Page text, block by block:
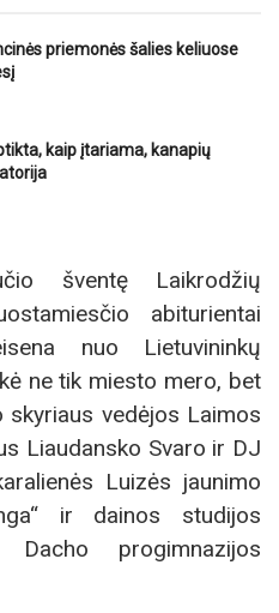
priemonės šalies keliuose
kaip įtariama, kanapių
šventę Laikrodžių
abiturientai
nuo Lietuvininkų
ne tik miesto mero, bet
skyriaus vedėjos Laimos
Liaudansko Svaro ir DJ
Luizės jaunimo
ir dainos studijos
Dacho progimnazijos